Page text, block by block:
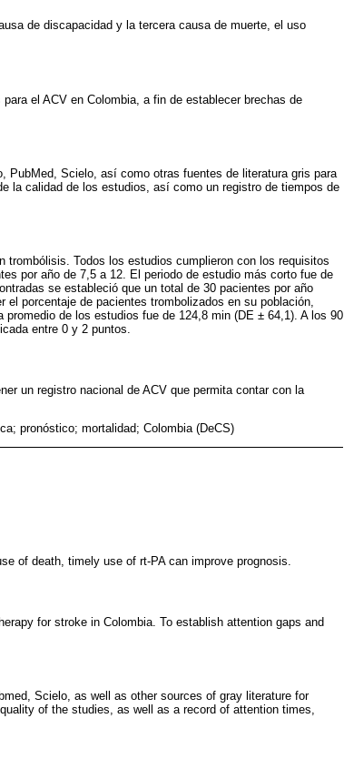
de discapacidad y la tercera causa de muerte, el uso
el ACV en Colombia, a fin de establecer brechas de
PubMed, Scielo, así como otras fuentes de literatura gris para
la calidad de los estudios, así como un registro de tiempos de
Todos los estudios cumplieron con los requisitos
por año de 7,5 a 12. El periodo de estudio más corto fue de
se estableció que un total de 30 pacientes por año
porcentaje de pacientes trombolizados en su población,
de los estudios fue de 124,8 min (DE ± 64,1). A los 90
entre 0 y 2 puntos.
un registro nacional de ACV que permita contar con la
pronóstico; mortalidad; Colombia (DeCS)
of death, timely use of rt-PA can improve prognosis.
for stroke in Colombia. To establish attention gaps and
Scielo, as well as other sources of gray literature for
of the studies, as well as a record of attention times,